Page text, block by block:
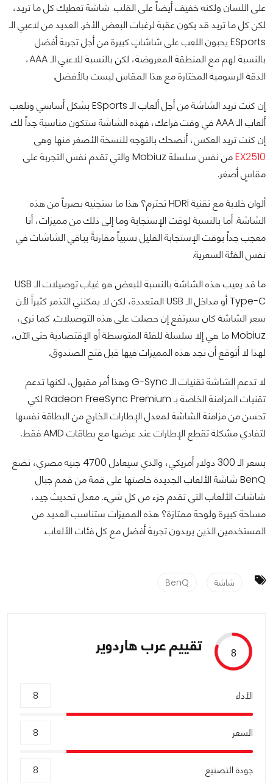
على اللسان ولكنه خفيف أيضاً على القلب. شاشة تعطيك كل ما تريد،
لكن كل ما تريد قد يكون عقبة لرغبات البعض الأخر. العديد من لاعبي الـ
ESports يحبون اللعب على شاشاتٍ كبيرة من أجل تجربة أفضل
بالنسبة لهم مع المنطقة المعروضة، لكن بالنسبة للاعبي الـ AAA،
الدقة الرسومية المختارة مع هذا المقاس ليست بالأفضل.
إن كنت تريد الشاشة من أجل ألعاب الـ ESports بشكل أساسي وتلعب
ألعاب الـ AAA في وقت فراغك، فهذه الشاشة ستكون مناسبة جداً لك.
إن كنت تريد العكس، أنصحك بالتوجه للنسخة الأصغر منها وهي
EX2510
من نفس سلسلة Mobiuz والتي تقدم نفس التجربة على
مقاسٍ أصغر.
ألوان خلابة مع تقنية HDRi تحترم؟ هذا ما ستجنيه بصرياً من هذه
الشاشة. أما بالنسبة لوقت الإستجابة وما إلى ذلك من مميزات، أنا
معجب جداً بوقت الإستجابة القليل نسبياً مقارنةً بباقي الشاشات في
نفس الفئة السعرية.
ما قد يعيب هذه الشاشة بالنسبة للبعض هو غياب توصيلات الـ USB
Type-C أو مداخل الـ USB المتعددة، لكن لا يمكنني التذمر كثيراً لأن
سعر الشاشة كان سيرتفع إن حصلت على هذه التوصيلات. كما نرى،
Mobiuz ما هي إلا سلسلة للفئة المتوسطة أو الإقتصادية حتى الآن،
لهذا لا أتوقع أن نجد هذه المميزات فيها قبل فتح الصندوق.
لا تدعم الشاشة تقنيات الـ G-Sync وهذا أمر مقبول، لكنها تدعم
تقنيات المزامنة الخاصة بـ Radeon FreeSync Premium لكي
تحسن من مزامنة الشاشة لمعدل الإطارات الخارج من البطاقة نفسها
لتفادي مشكلة تقطع الإطارات عند عرضها مع بطاقات AMD فقط.
بسعر الـ 300 دولار أمريكي، والذي سيعادل 4700 جنيه مصري، تضع
BenQ شاشة الألعاب الجديدة خاصتها على قمة من قمم جبال
شاشات الألعاب التي تقدم جزء من كل شيء. معدل تحديث جيد،
مساحة كبيرة ولوحة ممتازة؟ هذه المميزات ستناسب العديد من
المستخدمين الذين يريدون تجربة أفضل مع كل فئات الألعاب.
شاشة BenQ
8 تقييم عرب هاردوير
الأداء 8
السعر 8
جودة التصنيع 8